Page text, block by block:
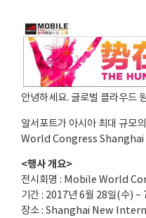
안녕하세요. 글로벌 클라우드
알서포트가 아시아 최대 규모
World Congress Shanghai
<행사 개요>
전시회명 : Mobile World
기간 : 2017년 6월 28일(수) ~
장소 : Shanghai New